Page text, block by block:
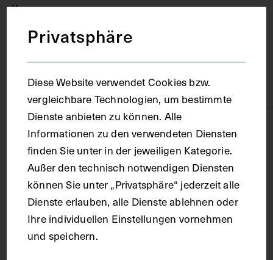
Vanves
Papier
Druck
Maße
Bildmaß 12,3 x 8,3 cm
Privatsphäre
Diese Website verwendet Cookies bzw.
vergleichbare Technologien, um bestimmte
Dienste anbieten zu können. Alle
Informationen zu den verwendeten Diensten
finden Sie unter in der jeweiligen Kategorie.
Außer den technisch notwendigen Diensten
können Sie unter „Privatsphäre“ jederzeit alle
Dienste erlauben, alle Dienste ablehnen oder
Ihre individuellen Einstellungen vornehmen
und speichern.